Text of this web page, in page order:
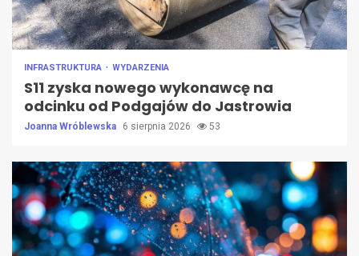
INFRASTRUKTURA WYDARZENIA
S11 zyska nowego wykonawcę na
odcinku od Podgajów do Jastrowia
Joanna Wróblewska 6 sierpnia 2026 53